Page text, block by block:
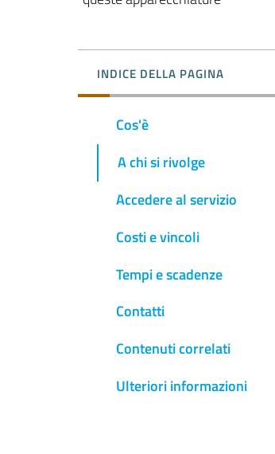
INDICE DELLA PAGINA
Cos'è
A chi si rivolge
Accedere al servizio
Costi e vincoli
Tempi e scadenze
Contatti
Contenuti correlati
Ulteriori informazioni